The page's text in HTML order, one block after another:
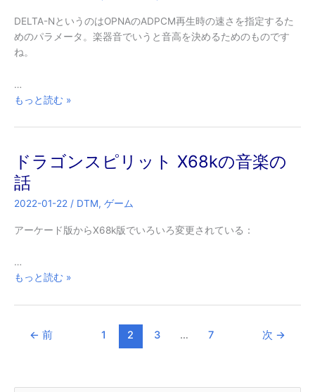
DELTA-NというのはOPNAのADPCM再生時の速さを指定するた
めのパラメータ。楽器音でいうと音高を決めるためのものです
ね。
…
OPNA
ADPCM
DELTA-
N
もっと読む »
ドラゴンスピリット X68kの音楽の
話
2022-01-22 / DTM, ゲーム
アーケード版からX68k版でいろいろ変更されている：
…
ド
ゴ
ッ
もっと読む »
← 前 1 2 3 … 7 次 →